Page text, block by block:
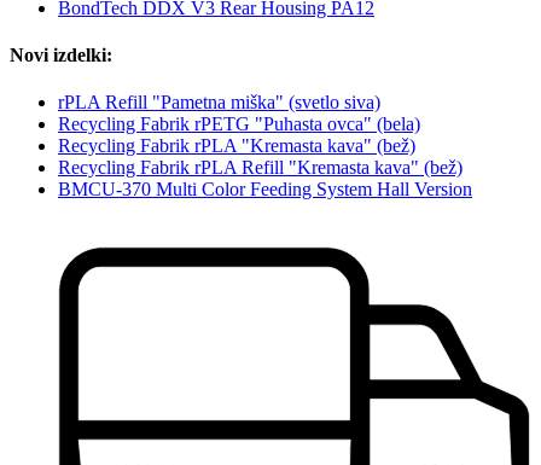
BondTech DDX V3 Rear Housing PA12
Novi izdelki:
rPLA Refill "Pametna miška" (svetlo siva)
Recycling Fabrik rPETG "Puhasta ovca" (bela)
Recycling Fabrik rPLA "Kremasta kava" (bež)
Recycling Fabrik rPLA Refill "Kremasta kava" (bež)
BMCU-370 Multi Color Feeding System Hall Version